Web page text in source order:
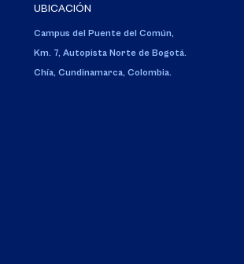
UBICACIÓN
Campus del Puente del Común,
Km. 7, Autopista Norte de Bogotá.
Chía, Cundinamarca, Colombia.